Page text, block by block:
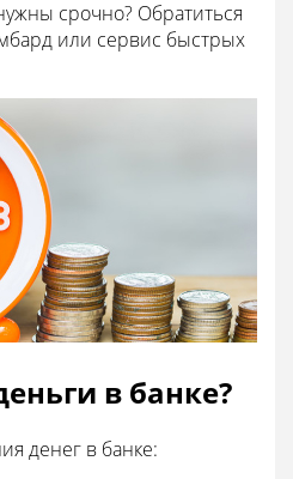
срочно? Обратиться
или сервис быстрых
в банке?
денег в банке: